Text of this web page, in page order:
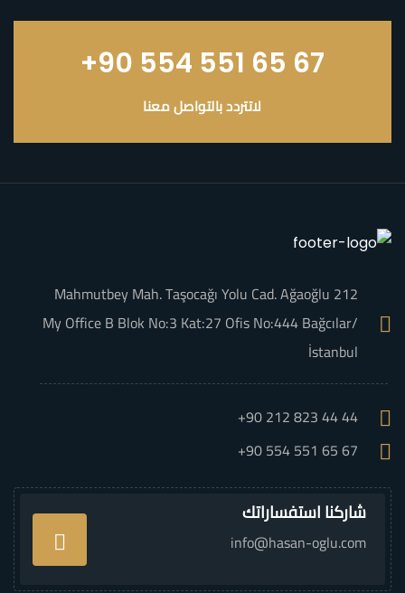
+90 554 551 65 67
لاتتردد بالتواصل معنا
Mahmutbey Mah. Taşocağı Yolu Cad. Ağaoğlu 212
My Office B Blok No:3 Kat:27 Ofis No:444 Bağcılar/
İstanbul
+90 212 823 44 44
+90 554 551 65 67
شاركنا استفساراتك
info@hasan-oglu.com